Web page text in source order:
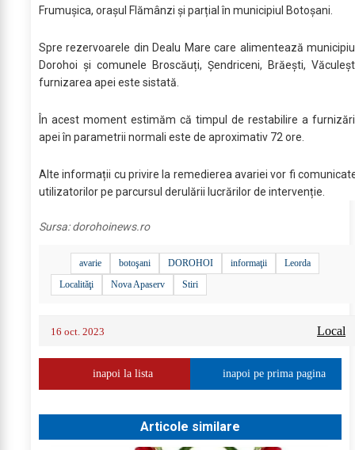
Frumușica, orașul Flămânzi și parțial în municipiul Botoșani.
Spre rezervoarele din Dealu Mare care alimentează
Dorohoi și comunele Broscăuți, Șendriceni, Brăești,
furnizarea apei este sistată.
În acest moment estimăm că timpul de restabilire a
apei în parametrii normali este de aproximativ 72 ore.
Alte informații cu privire la remedierea avariei vor fi
utilizatorilor pe parcursul derulării lucrărilor de intervenție.
Sursa:dorohoinews.ro
avarie botoşani DOROHOI informaţii
Leorda
Localităţi
Nova Apaserv Stiri
16 oct. 2023 Local
inapoi la lista inapoi pe prima pagina
Articole similare